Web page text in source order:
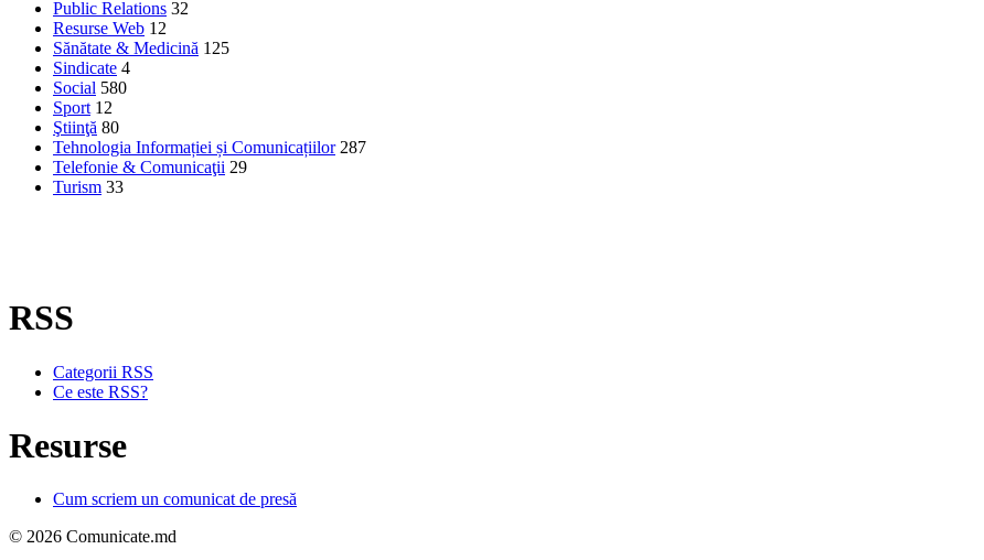
Public Relations 32
Resurse Web 12
Sănătate & Medicină 125
Sindicate 4
Social 580
Sport 12
Ştiinţă 80
Tehnologia Informației și Comunicațiilor 287
Telefonie & Comunicaţii 29
Turism 33
RSS
Categorii RSS
Ce este RSS?
Resurse
Cum scriem un comunicat de presă
© 2026 Comunicate.md